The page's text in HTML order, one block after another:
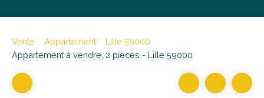
Vente Appartement
Lille 59000
Appartement à vendre, 2 pièces - Lille 59000